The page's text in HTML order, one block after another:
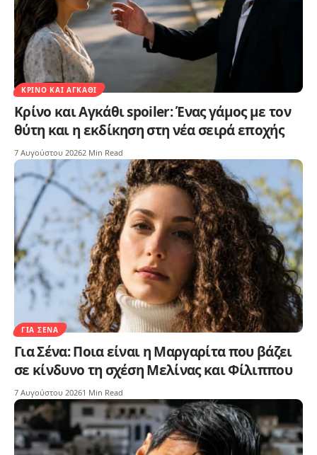
ΚΡΊΝΟ ΚΑΙ ΑΓΚΆΘΙ
Κρίνο και Αγκάθι spoiler: Ένας γάμος με τον
θύτη και η εκδίκηση στη νέα σειρά εποχής
7 Αυγούστου 20262 Min Read
ΓΙΑ ΣΈΝΑ
Για Σένα: Ποια είναι η Μαργαρίτα που βάζει
σε κίνδυνο τη σχέση Μελίνας και Φίλιππου
7 Αυγούστου 20261 Min Read